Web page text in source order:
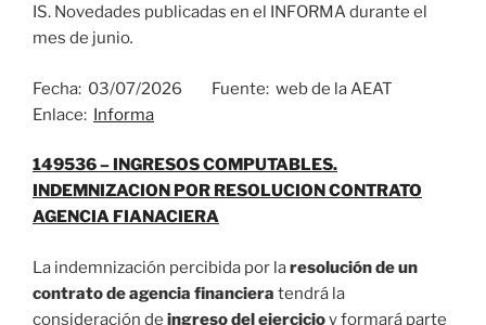
IS. Novedades publicadas en el INFORMA durante el
mes de junio.
Fecha: 03/07/2026 Fuente: web de la AEAT
Enlace: Informa
149536 – INGRESOS COMPUTABLES.
INDEMNIZACION POR RESOLUCION CONTRATO
AGENCIA FIANACIERA
La indemnización percibida por laresolución de un
contrato de agencia financiera tendrá la
consideración de ingreso del ejercicioy formará parte